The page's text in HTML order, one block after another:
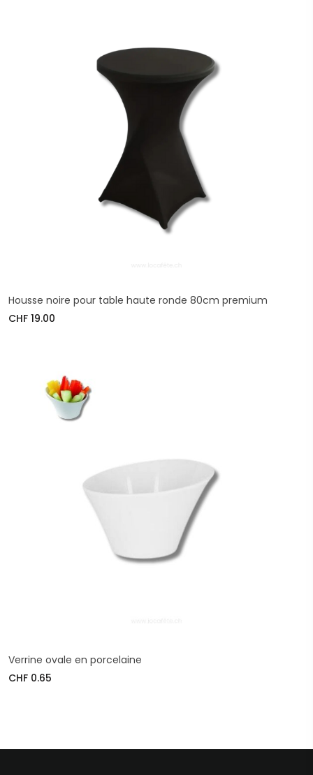
Housse noire pour table haute ronde 80cm premium
CHF 19.00
Verrine ovale en porcelaine
CHF 0.65